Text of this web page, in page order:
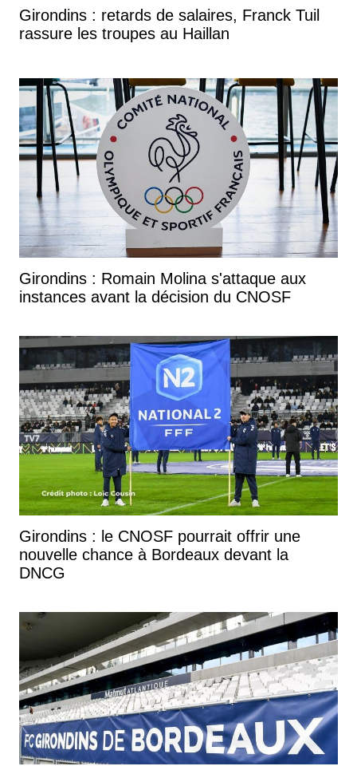
Girondins : retards de salaires, Franck Tuil
rassure les troupes au Haillan
Girondins : Romain Molina s'attaque aux
instances avant la décision du CNOSF
Girondins : le CNOSF pourrait offrir une
nouvelle chance à Bordeaux devant la
DNCG